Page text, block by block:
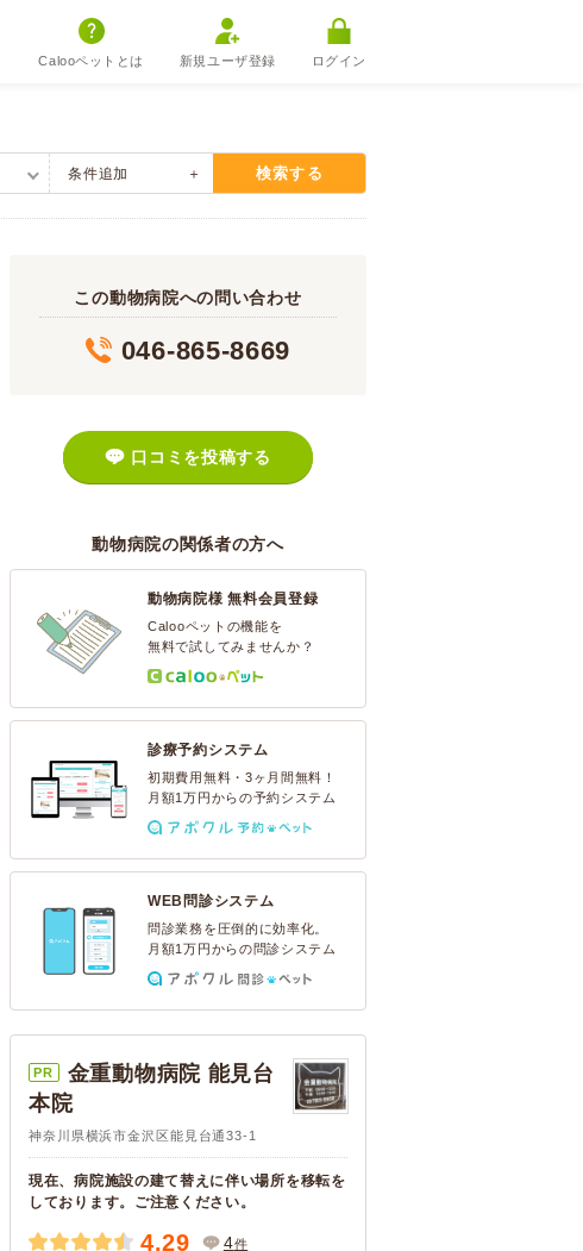
Calooペットとは 新規ユーザ登録 ログイン
条件追加 検索する
この動物病院への問い合わせ
046-865-8669
口コミを投稿する
動物病院の関係者の方へ
動物病院様 無料会員登録
Calooペットの機能を
無料で試してみませんか？
診療予約システム
初期費用無料・3ヶ月間無料！
月額1万円からの予約システム
WEB問診システム
問診業務を圧倒的に効率化。
月額1万円からの問診システム
PR
金重動物病院 能見台
本院
神奈川県横浜市金沢区能見台通33-1
現在、病院施設の建て替えに伴い場所を移転を
しております。ご注意ください。
4.29 4件